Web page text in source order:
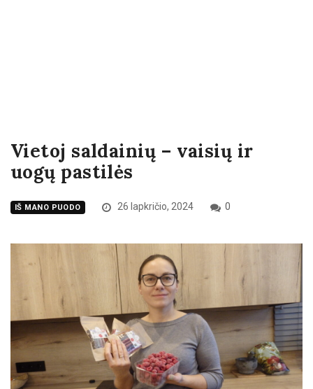
Vietoj saldainių – vaisių ir
uogų pastilės
IŠ MANO PUODO 26 lapkričio, 2024 0